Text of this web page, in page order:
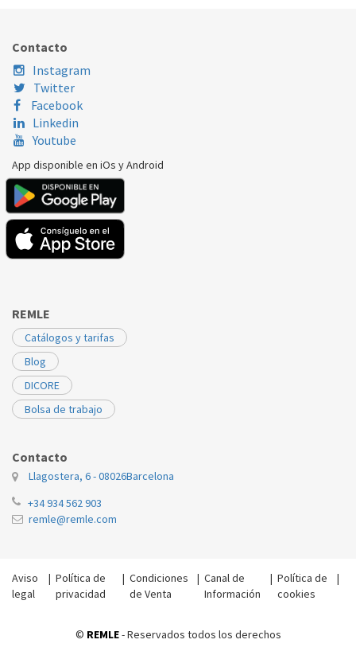
Contacto
Instagram
Twitter
Facebook
Linkedin
Youtube
App disponible en iOs y Android
REMLE
Catálogos y tarifas
Blog
DICORE
Bolsa de trabajo
Contacto
Llagostera, 6 - 08026Barcelona
+34 934 562 903
remle@remle.com
Aviso
legal
| Política de
privacidad
|Condiciones
de Venta
|Canal de
Información
| Política de
cookies
|
© REMLE- Reservados todos los derechos